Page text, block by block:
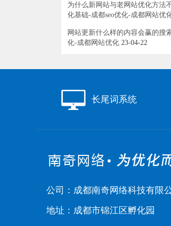
为什么新网站与老网站优化方法
化基础-成都seo优化-成都网站优
网站更新什么样的内容会赢的搜
化-成都网站优化 23-04-22
长尾词系统
公司：成都南奇网络科技有限
地址：成都市锦江区孵化园